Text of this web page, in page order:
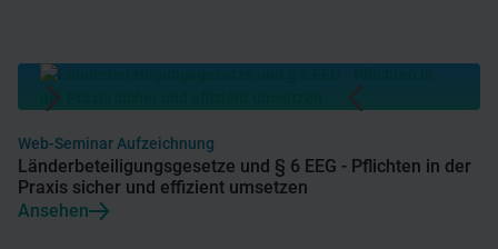
Web-Seminar Aufzeichnung
Länderbeteiligungsgesetze und § 6 EEG - Pflichten in der
Praxis sicher und effizient umsetzen
Ansehen